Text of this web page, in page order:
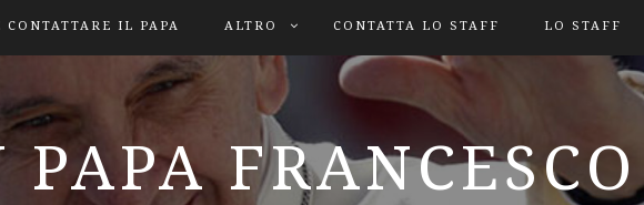
CONTATTARE IL PAPA ALTRO CONTATTA LO STAFF LO STAFF
PAPA FRANCESCO